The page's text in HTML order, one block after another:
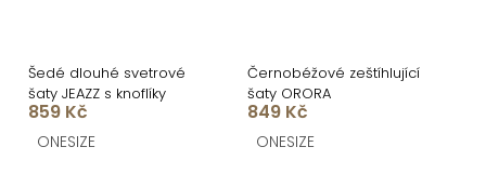
Šedé dlouhé svetrové
šaty JEAZZ s knoflíky
859 Kč
ONESIZE
Černobéžové zeštíhlující
šaty ORORA
849 Kč
ONESIZE